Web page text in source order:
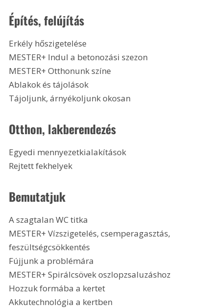
Építés, felújítás
Erkély hőszigetelése
MESTER+ Indul a betonozási szezon
MESTER+ Otthonunk színe
Ablakok és tájolások
Tájoljunk, árnyékoljunk okosan
Otthon, lakberendezés
Egyedi mennyezetkialakítások
Rejtett fekhelyek
Bemutatjuk
A szagtalan WC titka
MESTER+ Vízszigetelés, csemperagasztás,
feszültségcsökkentés
Fújjunk a problémára
MESTER+ Spirálcsövek oszlopzsaluzáshoz
Hozzuk formába a kertet
Akkutechnológia a kertben